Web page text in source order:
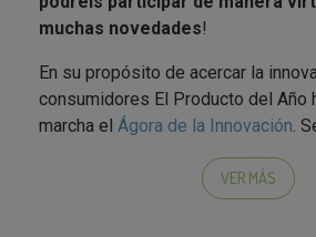
muchas novedades!
En su propósito de acercar la
consumidores El Producto del Año
marcha el Ágora de la Innovación .
innovadoras que han sidoElegidas
con los consumidores.
VER MÁS